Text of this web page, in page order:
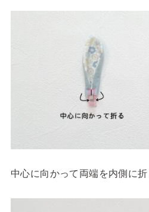
中心に向かって両端を内側に折